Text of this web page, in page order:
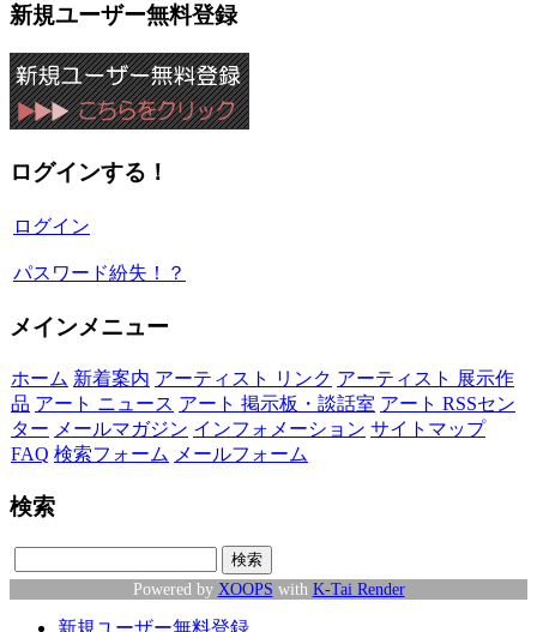
新規ユーザー無料登録
ログインする！
ログイン
パスワード紛失！？
メインメニュー
ホーム 新着案内 アーティスト リンク アーティスト 展示作
品 アート ニュース アート 掲示板・談話室 アート RSSセン
ター メールマガジン インフォメーション サイトマップ
FAQ 検索フォーム メールフォーム
検索
Powered by XOOPS with K-Tai Render
新規ユーザー無料登録